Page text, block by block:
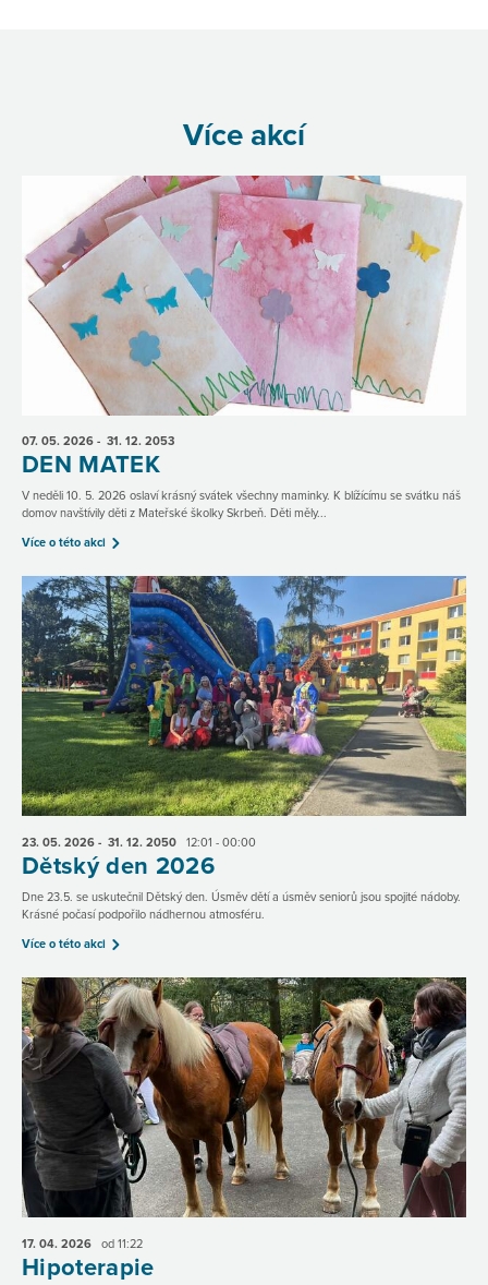
Více akcí
07. 05. 2026 - 31. 12. 2053
DEN MATEK
V neděli 10. 5. 2026 oslaví krásný svátek všechny maminky. K blížícímu se svátku náš
domov navštívily děti z Mateřské školky Skrbeň. Děti měly...
Více o této akci
23. 05. 2026 - 31. 12. 2050 12:01 - 00:00
Dětský den 2026
Dne 23.5. se uskutečnil Dětský den. Úsměv dětí a úsměv seniorů jsou spojité nádoby.
Krásné počasí podpořilo nádhernou atmosféru.
Více o této akci
17. 04. 2026 od 11:22
Hipoterapie